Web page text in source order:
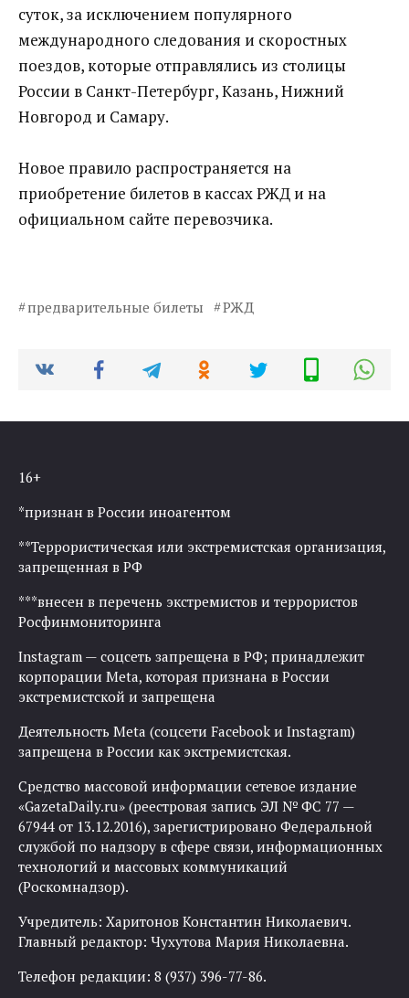
суток, за исключением популярного
международного следования и скоростных
поездов, которые отправлялись из столицы
России в Санкт-Петербург, Казань, Нижний
Новгород и Самару.
Новое правило распространяется на
приобретение билетов в кассах РЖД и на
официальном сайте перевозчика.
предварительные билеты РЖД
16+
*признан в России иноагентом
**Террористическая или экстремистская организация,
запрещенная в РФ
***внесен в перечень экстремистов и террористов
Росфинмониторинга
Instagram — соцсеть запрещена в РФ; принадлежит
корпорации Meta, которая признана в России
экстремистской и запрещена
Деятельность Meta (соцсети Facebook и Instagram)
запрещена в России как экстремистская.
Средство массовой информации сетевое издание
«GazetaDaily.ru» (реестровая запись ЭЛ № ФС 77 —
67944 от 13.12.2016), зарегистрировано Федеральной
службой по надзору в сфере связи, информационных
технологий и массовых коммуникаций
(Роскомнадзор).
Учредитель: Харитонов Константин Николаевич.
Главный редактор: Чухутова Мария Николаевна.
Телефон редакции: 8 (937) 396-77-86.